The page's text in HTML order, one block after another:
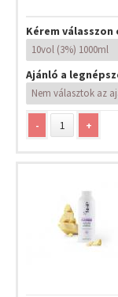
Kérem
Ajánló a
- +